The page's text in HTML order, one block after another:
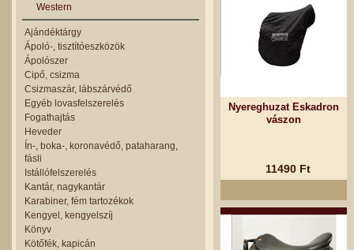
Western
Ajándéktárgy
Ápoló-, tisztítóeszközök
Ápolószer
Cipő, csizma
Csizmaszár, lábszárvédő
Egyéb lovasfelszerelés
Fogathajtás
Heveder
Ín-, boka-, koronavédő, pataharang,
fásli
Istállófelszerelés
Kantár, nagykantár
Karabiner, fém tartozékok
Kengyel, kengyelszíj
Könyv
Kötőfék, kapicán
Nyereghuzat Eskadron
vászon
11490 Ft